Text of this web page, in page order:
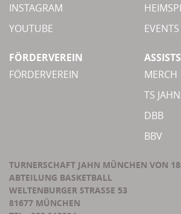
INSTAGRAM
YOUTUBE
EVENTS
FÖRDERVEREIN
FÖRDERVEREIN
ASSISTS
MERCH
TS JAHN
DBB
BBV
TURNERSCHAFT JAHN MÜNCHEN VON
ABTEILUNG BASKETBALL
WELTENBURGER STRASSE 53
81677 MÜNCHEN